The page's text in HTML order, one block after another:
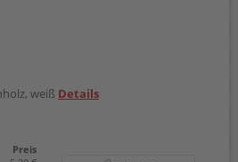
weiß Details
Preis